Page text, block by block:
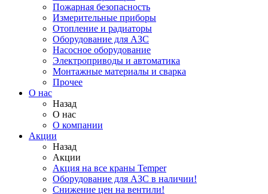
Пожарная безопасность
Измерительные приборы
Отопление и радиаторы
Оборудование для АЗС
Насосное оборудование
Электроприводы и автоматика
Монтажные материалы и сварка
Прочее
О нас
Назад
О нас
О компании
Акции
Назад
Акции
Акция на все краны Temper
Оборудование для АЗС в наличии!
Снижение цен на вентили!